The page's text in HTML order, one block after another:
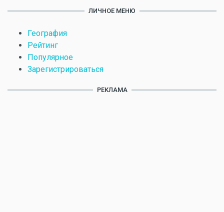
ЛИЧНОЕ МЕНЮ
География
Рейтинг
Популярное
Зарегистрироваться
РЕКЛАМА